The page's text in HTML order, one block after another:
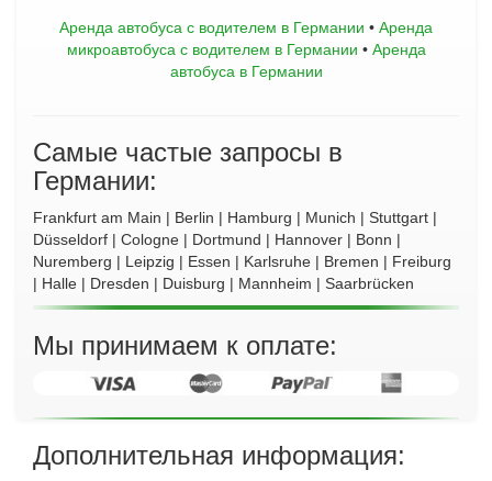
Аренда автобуса с водителем в Германии • Аренда
микроавтобуса с водителем в Германии • Аренда
автобуса в Германии
Самые частые запросы в
Германии:
Frankfurt am Main | Berlin | Hamburg | Munich | Stuttgart |
Düsseldorf | Cologne | Dortmund | Hannover | Bonn |
Nuremberg | Leipzig | Essen | Karlsruhe | Bremen | Freiburg
| Halle | Dresden | Duisburg | Mannheim | Saarbrücken
Мы принимаем к оплате:
Дополнительная информация: